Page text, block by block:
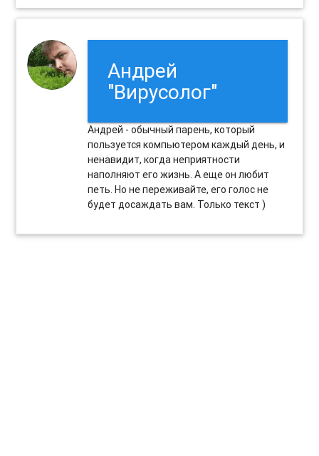
Андрей
"Вирусолог"
Андрей - обычный парень, который
пользуется компьютером каждый день, и
ненавидит, когда неприятности
наполняют его жизнь. А еще он любит
петь. Но не переживайте, его голос не
будет досаждать вам. Только текст )